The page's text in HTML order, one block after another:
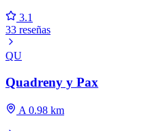
3.1
33 reseñas
QU
Quadreny y Pax
A 0.98 km